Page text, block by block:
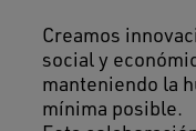
Creamos
social y
manteniendo la
mínima posible.